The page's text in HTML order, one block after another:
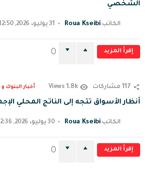
الشخصي
الكاتب Roua Kseibi 31 يوليو، 2026, 12:50 م
إقرأ المزيد 0
117 مشاركات 1.8k
Views أخبار البنوك
أنظار الأسواق تتجه إلى الناتج المحلي
الكاتب Roua Kseibi 30 يوليو، 2026, 12:36 م
إقرأ المزيد 0